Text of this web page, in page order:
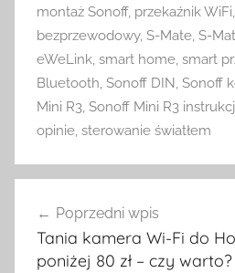
montaż Sonoff, przekaźnik WiFi,
bezprzewodowy, S-Mate, S-
eWeLink, smart home, smart
Bluetooth, Sonoff DIN, Sonoff
Mini R3, Sonoff Mini R3
opinie, sterowanie światłem
wpisu
Poprzedni wpis
Tania kamera Wi-Fi do
poniżej 80 zł – czy warto?